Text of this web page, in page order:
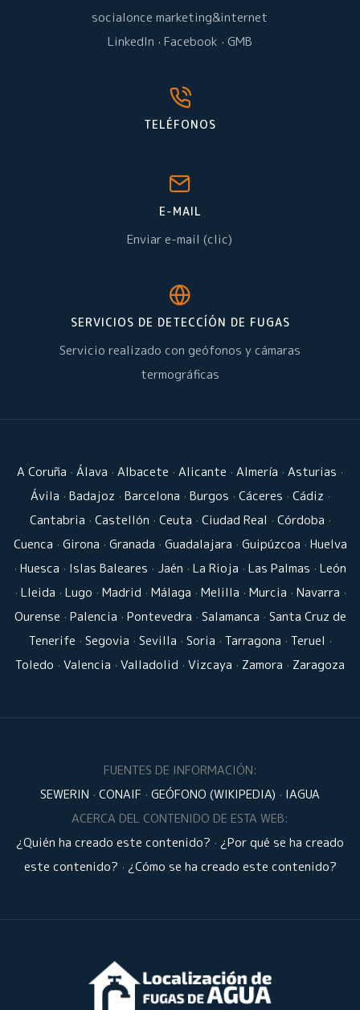
socialonce marketing&internet
LinkedIn · Facebook · GMB
TELÉFONOS
E-MAIL
Enviar e-mail (clic)
SERVICIOS DE DETECCÍÓN DE FUGAS
Servicio realizado con geófonos y cámaras
termográficas
A Coruña · Álava · Albacete · Alicante · Almería · Asturias ·
Ávila · Badajoz · Barcelona · Burgos · Cáceres · Cádiz ·
Cantabria · Castellón · Ceuta · Ciudad Real · Córdoba ·
Cuenca · Girona · Granada · Guadalajara · Guipúzcoa · Huelva
· Huesca · Islas Baleares · Jaén · La Rioja · Las Palmas · León
· Lleida · Lugo · Madrid · Málaga · Melilla · Murcia · Navarra ·
Ourense · Palencia · Pontevedra · Salamanca · Santa Cruz de
Tenerife · Segovia · Sevilla · Soria · Tarragona · Teruel ·
Toledo · Valencia · Valladolid · Vizcaya · Zamora · Zaragoza
FUENTES DE INFORMACIÓN:
SEWERIN · CONAIF · GEÓFONO (WIKIPEDIA) · IAGUA
ACERCA DEL CONTENIDO DE ESTA WEB:
¿Quién ha creado este contenido? · ¿Por qué se ha creado
este contenido? · ¿Cómo se ha creado este contenido?